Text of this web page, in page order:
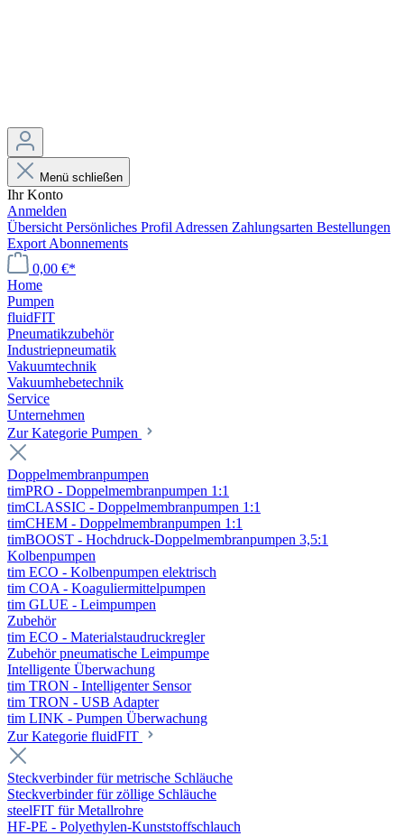
Menü schließen
Ihr Konto
Anmelden
Übersicht Persönliches Profil Adressen Zahlungsarten Bestellungen
Export Abonnements
0,00 €*
Home
Pumpen
fluidFIT
Pneumatikzubehör
Industriepneumatik
Vakuumtechnik
Vakuumhebetechnik
Service
Unternehmen
Zur Kategorie Pumpen
Doppelmembranpumpen
timPRO - Doppelmembranpumpen 1:1
timCLASSIC - Doppelmembranpumpen 1:1
timCHEM - Doppelmembranpumpen 1:1
timBOOST - Hochdruck-Doppelmembranpumpen 3,5:1
Kolbenpumpen
tim ECO - Kolbenpumpen elektrisch
tim COA - Koaguliermittelpumpen
tim GLUE - Leimpumpen
Zubehör
tim ECO - Materialstaudruckregler
Zubehör pneumatische Leimpumpe
Intelligente Überwachung
tim TRON - Intelligenter Sensor
tim TRON - USB Adapter
tim LINK - Pumpen Überwachung
Zur Kategorie fluidFIT
Steckverbinder für metrische Schläuche
Steckverbinder für zöllige Schläuche
steelFIT für Metallrohre
HF-PE - Polyethylen-Kunststoffschlauch